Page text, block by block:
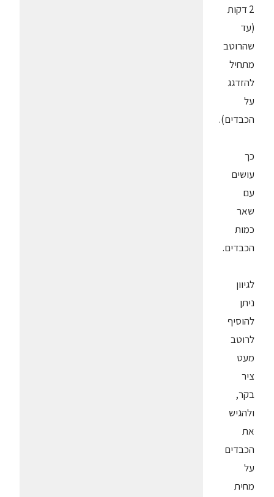
2 דקות
(עד
שהרוטב
מתחיל
להזדגג
על
הכבדים).
כך
עושים
עם
שאר
כמות
הכבדים.
לגיוון
ניתן
להוסיף
לרוטב
מעט
ציר
בקר,
ולהגיש
את
הכבדים
על
מחית